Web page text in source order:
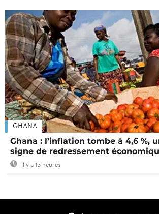
GHANA
Ghana : l’inflation tombe à 4,6 %,
signe de redressement
Il y a 13 heures